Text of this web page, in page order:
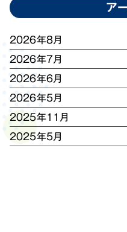
ア
2026年8月
2026年7月
2026年6月
2026年5月
2025年11月
2025年5月